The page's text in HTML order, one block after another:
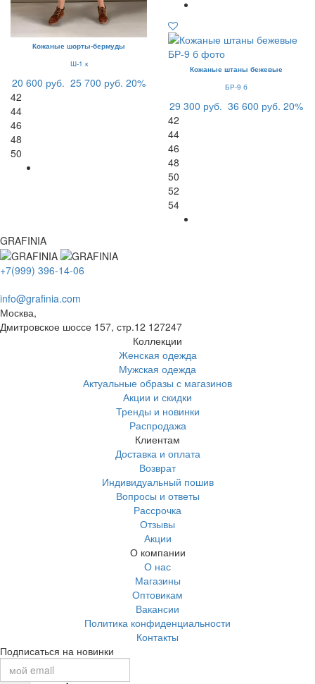
Кожаные шорты-бермуды
Ш-1 к
20 600 руб. 25 700 руб. 20%
42
44
46
48
50
Кожаные штаны бежевые
БР-9 б
29 300 руб. 36 600 руб. 20%
42
44
46
48
50
52
54
GRAFINIA
+7(999) 396-14-06
info@grafinia.com
Москва,
Дмитровское шоссе 157, стр.12 127247
Коллекции
Женская одежда
Мужская одежда
Актуальные образы с магазинов
Акции и скидки
Тренды и новинки
Распродажа
Клиентам
Доставка и оплата
Возврат
Индивидуальный пошив
Вопросы и ответы
Рассрочка
Отзывы
Акции
О компании
О нас
Магазины
Оптовикам
Вакансии
Политика конфиденциальности
Контакты
Подписаться на новинки